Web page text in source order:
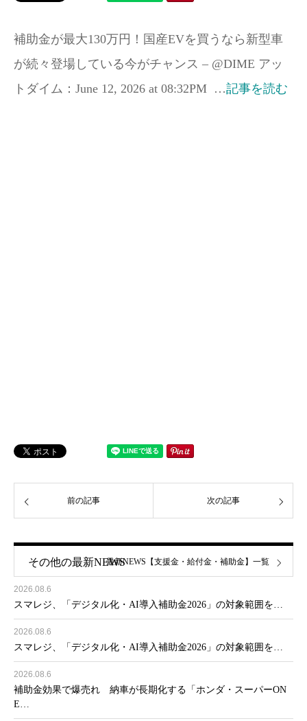
補助金が最大130万円！国産EVを買うなら新型車
が続々登場している今がチャンス – @DIME アッ
トダイム：June 12, 2026 at 08:32PM …記事を読む
前の記事 次の記事
その他の最新NEWS
2026.08.6
スマレジ、「デジタル化・AI導入補助金2026」の対象範囲を…
2026.08.6
スマレジ、「デジタル化・AI導入補助金2026」の対象範囲を…
2026.08.6
補助金効果で爆売れ 納車が長期化する「ホンダ・スーパーON
E…
最新NEWS【支援金・給付金・補助金】一覧